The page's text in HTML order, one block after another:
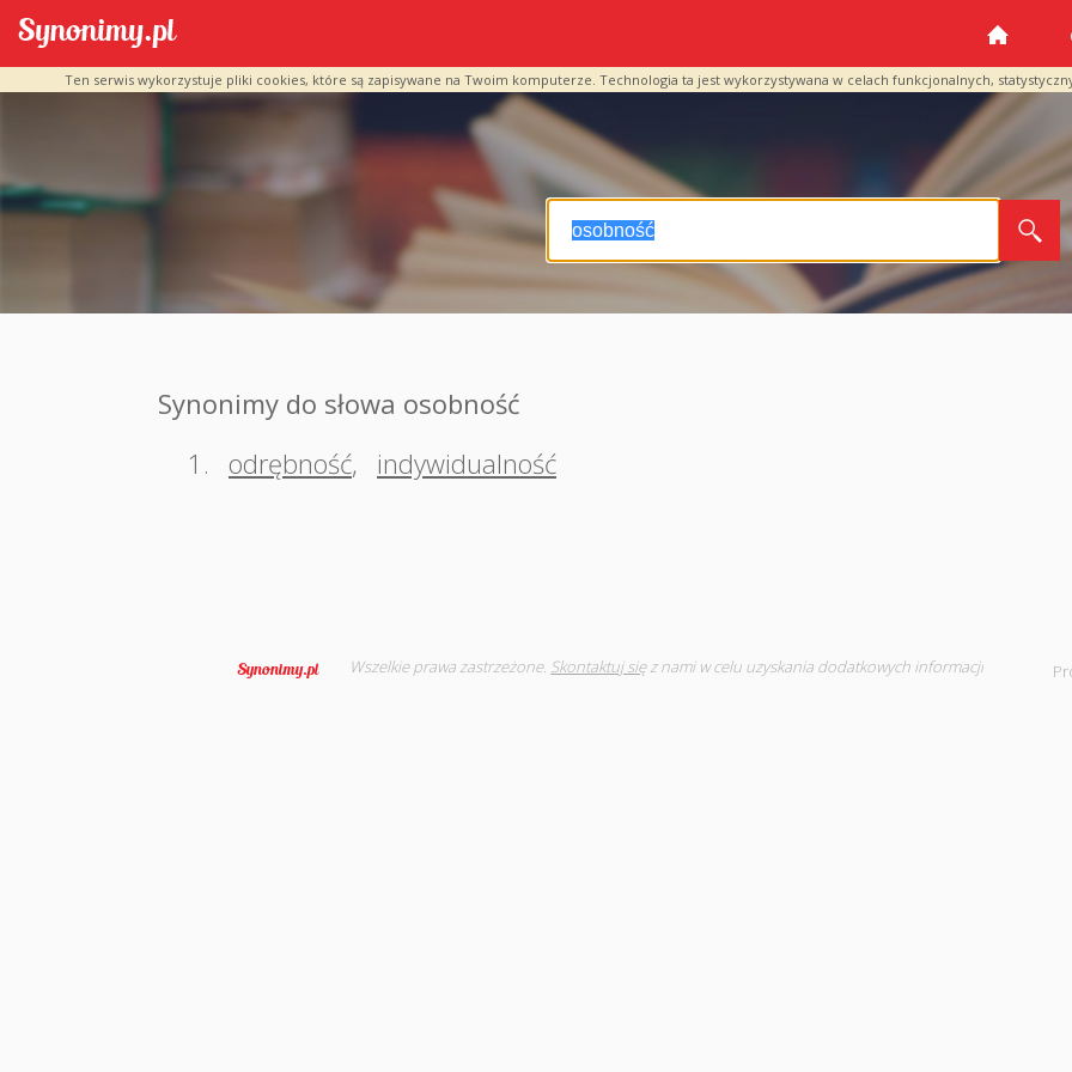
Ten serwis wykorzystuje pliki cookies, które są zapisywane na Twoim komputerze. Technologia ta jest wykorzystywana w celach funkcjonalnych,
Synonimy do słowa osobność
1.
odrębność, indywidualność
Wszelkie prawa zastrzeżone. Skontaktuj sięz nami w celu uzyskania dodatkowych informacji